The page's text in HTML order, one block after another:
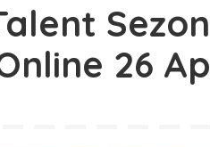
26